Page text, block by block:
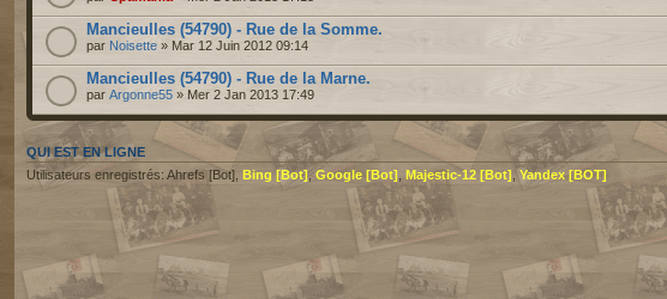
Mancieulles (54790) - Rue de la Somme.
par Noisette » Mar 12 Juin 2012 09:14
Mancieulles (54790) - Rue de la Marne.
par Argonne55 » Mer 2 Jan 2013 17:49
QUI EST EN LIGNE
Utilisateurs enregistrés: Ahrefs [Bot], Bing [Bot],Google [Bot] Majestic-12 [Bot] ,Yandex [BOT]